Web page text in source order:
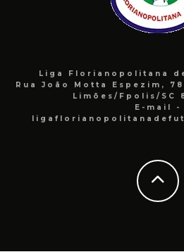
Liga Florianopolitana
Rua João Motta Espezim,
Limões/Fpolis/SC
E-mail -